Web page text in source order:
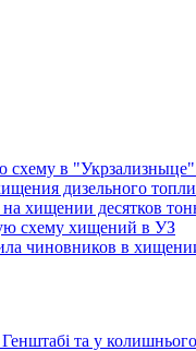
схему в
дизельного
хищении десятков
схему хищений в УЗ
чиновников в
та у